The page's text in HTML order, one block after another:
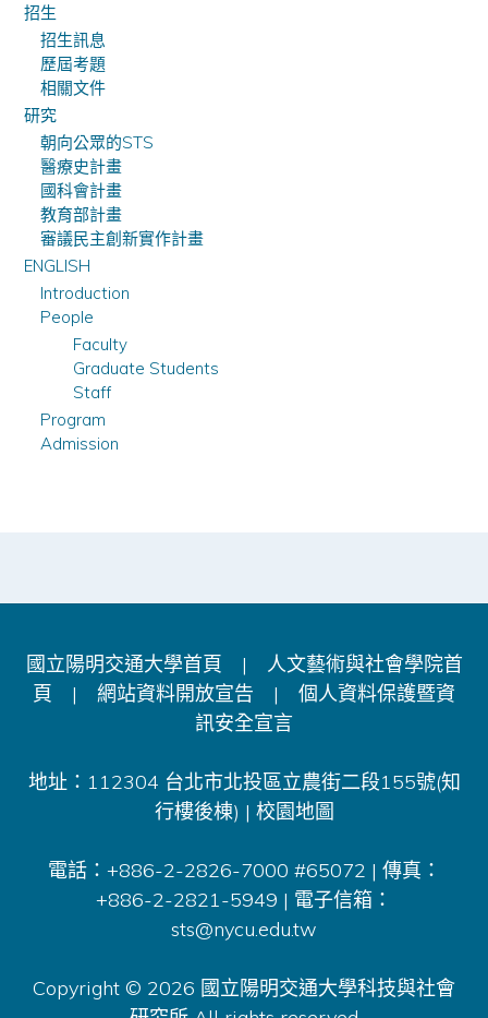
招生
招生訊息
歷屆考題
相關文件
研究
朝向公眾的STS
醫療史計畫
國科會計畫
教育部計畫
審議民主創新實作計畫
ENGLISH
Introduction
People
Faculty
Graduate Students
Staff
Program
Admission
國立陽明交通大學首頁 |
人文藝術與社會學院首
頁 | 網站資料開放宣告 | 個人資料保護暨資
訊安全宣言
地址：112304 台北市北投區立農街二段155號(知
行樓後棟) | 校園地圖
電話：+886-2-2826-7000 #65072 | 傳真：
+886-2-2821-5949 | 電子信箱：
sts@nycu.edu.tw
Copyright © 2026 國立陽明交通大學科技與社會